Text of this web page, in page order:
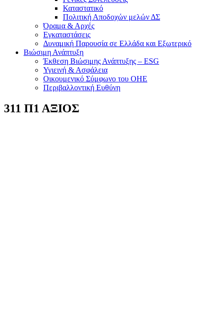
Καταστατικό
Πολιτική Αποδοχών μελών ΔΣ
Όραμα & Αρχές
Εγκαταστάσεις
Δυναμική Παρουσία σε Ελλάδα και Εξωτερικό
Βιώσιμη Ανάπτυξη
Έκθεση Βιώσιμης Ανάπτυξης – ESG
Υγιεινή & Ασφάλεια
Οικουμενικό Σύμφωνο του ΟΗΕ
Περιβαλλοντική Ευθύνη
311 Π1 ΑΞΙΟΣ